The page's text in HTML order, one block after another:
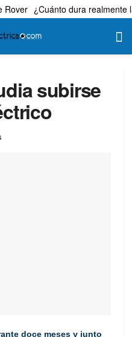
Rover ¿Cuánto dura realmente
subirse
doce meses y junto